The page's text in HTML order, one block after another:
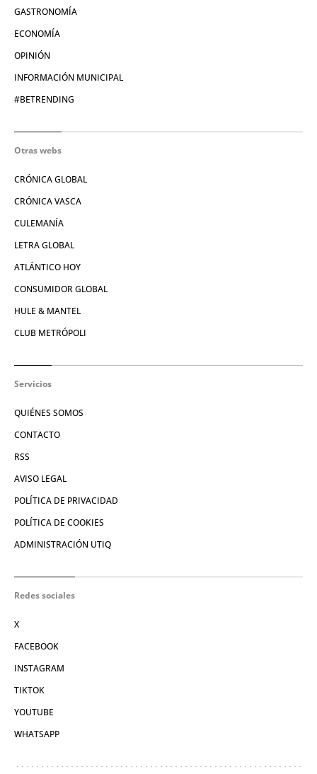
GASTRONOMÍA
ECONOMÍA
OPINIÓN
INFORMACIÓN MUNICIPAL
#BETRENDING
Otras webs
CRÓNICA GLOBAL
CRÓNICA VASCA
CULEMANÍA
LETRA GLOBAL
ATLÁNTICO HOY
CONSUMIDOR GLOBAL
HULE & MANTEL
CLUB METRÓPOLI
Servicios
QUIÉNES SOMOS
CONTACTO
RSS
AVISO LEGAL
POLÍTICA DE PRIVACIDAD
POLÍTICA DE COOKIES
ADMINISTRACIÓN UTIQ
Redes sociales
X
FACEBOOK
INSTAGRAM
TIKTOK
YOUTUBE
WHATSAPP